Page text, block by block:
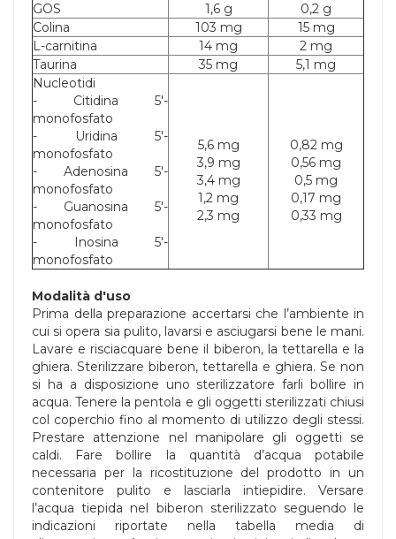
GOS
1,6 g
0,2 g
Colina
103 mg
15 mg
L-carnitina
14 mg
2 mg
Taurina
35 mg
5,1 mg
Nucleotidi
- Citidina 5'-
monofosfato
- Uridina 5'-
monofosfato
- Adenosina 5'-
monofosfato
- Guanosina 5'-
monofosfato
- Inosina 5'-
monofosfato
5,6 mg
3,9 mg
3,4 mg
1,2 mg
2,3 mg
0,82 mg
0,56 mg
0,5 mg
0,17 mg
0,33 mg
Modalità d'uso
Prima della preparazione accertarsi che l’ambiente in
cui si opera sia pulito, lavarsi e asciugarsi bene le mani.
Lavare e risciacquare bene il biberon, la tettarella e la
ghiera. Sterilizzare biberon, tettarella e ghiera. Se non
si ha a disposizione uno sterilizzatore farli bollire in
acqua. Tenere la pentola e gli oggetti sterilizzati chiusi
col coperchio fino al momento di utilizzo degli stessi.
Prestare attenzione nel manipolare gli oggetti se
caldi. Fare bollire la quantità d’acqua potabile
necessaria per la ricostituzione del prodotto in un
contenitore pulito e lasciarla intiepidire. Versare
l’acqua tiepida nel biberon sterilizzato seguendo le
indicazioni riportate nella tabella media di